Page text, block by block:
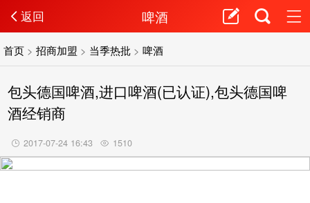
返回 啤酒
首页 >招商加盟 > 当季热批 >啤酒
包头德国啤酒,进口啤酒(已认证),包头德国啤
酒经销商
2017-07-24 16:43 1510